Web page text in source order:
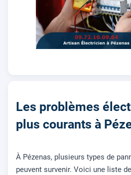
Les problèmes
plus courants à
À Pézenas, plusieurs types de
peuvent survenir. Voici une liste